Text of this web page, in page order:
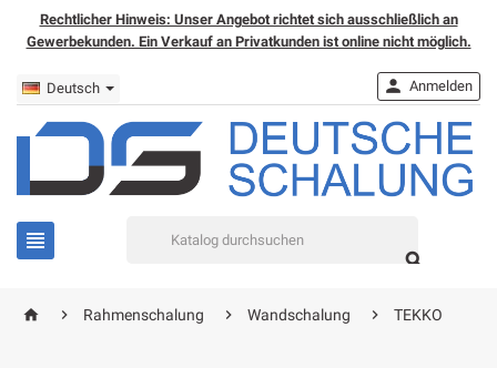
Rechtlicher Hinweis: Unser Angebot richtet sich ausschließlich an
Gewerbekunden. Ein Verkauf an Privatkunden ist online nicht möglich.
Deutsch


 Anmelden
home  Rahmenschalung  Wandschalung  TEKKO